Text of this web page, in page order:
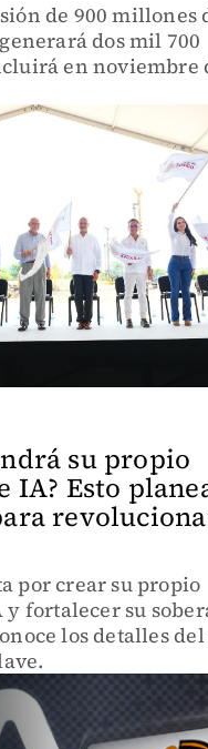
de 900 millones
dos mil 700
en noviembre
su propio
IA? Esto
por crear su propio
y fortalecer su
los detalles